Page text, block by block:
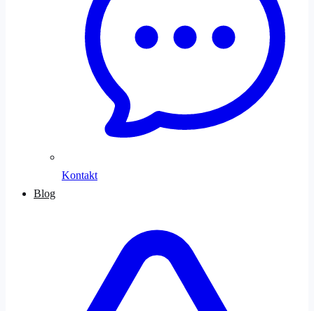
Kontakt
Blog